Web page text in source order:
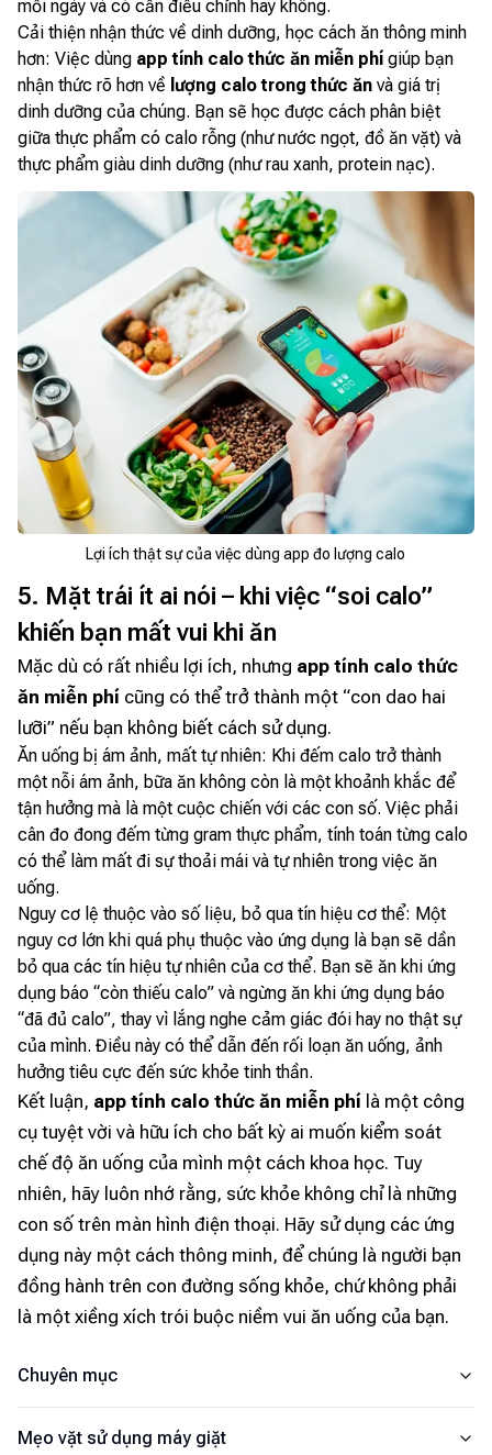
Chuyên mục
Mẹo vặt sử dụng máy giặt
mỗi ngày và có cần điều chỉnh hay không.
Cải thiện nhận thức về dinh dưỡng, học cách ăn thông minh
hơn: Việc dùng app tính calo thức ăn miễn phí giúp bạn
nhận thức rõ hơn về lượng calo trong thức ăn và giá trị
dinh dưỡng của chúng. Bạn sẽ học được cách phân biệt
giữa thực phẩm có calo rỗng (như nước ngọt, đồ ăn vặt) và
thực phẩm giàu dinh dưỡng (như rau xanh, protein nạc).
Lợi ích thật sự của việc dùng app đo lượng calo
5. Mặt trái ít ai nói – khi việc “soi calo”
khiến bạn mất vui khi ăn
Mặc dù có rất nhiều lợi ích, nhưng app tính calo thức
ăn miễn phí cũng có thể trở thành một “con dao hai
lưỡi” nếu bạn không biết cách sử dụng.
Ăn uống bị ám ảnh, mất tự nhiên: Khi đếm calo trở thành
một nỗi ám ảnh, bữa ăn không còn là một khoảnh khắc để
tận hưởng mà là một cuộc chiến với các con số. Việc phải
cân đo đong đếm từng gram thực phẩm, tính toán từng calo
có thể làm mất đi sự thoải mái và tự nhiên trong việc ăn
uống.
Nguy cơ lệ thuộc vào số liệu, bỏ qua tín hiệu cơ thể: Một
nguy cơ lớn khi quá phụ thuộc vào ứng dụng là bạn sẽ dần
bỏ qua các tín hiệu tự nhiên của cơ thể. Bạn sẽ ăn khi ứng
dụng báo “còn thiếu calo” và ngừng ăn khi ứng dụng báo
“đã đủ calo”, thay vì lắng nghe cảm giác đói hay no thật sự
của mình. Điều này có thể dẫn đến rối loạn ăn uống, ảnh
hưởng tiêu cực đến sức khỏe tinh thần.
Kết luận, app tính calo thức ăn miễn phí là một công
cụ tuyệt vời và hữu ích cho bất kỳ ai muốn kiểm soát
chế độ ăn uống của mình một cách khoa học. Tuy
nhiên, hãy luôn nhớ rằng, sức khỏe không chỉ là những
con số trên màn hình điện thoại. Hãy sử dụng các ứng
dụng này một cách thông minh, để chúng là người bạn
đồng hành trên con đường sống khỏe, chứ không phải
là một xiềng xích trói buộc niềm vui ăn uống của bạn.